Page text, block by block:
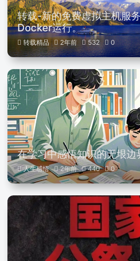
转载-新的免费虚拟主机服
Docker运行。
转载精品 2年前 532 0
在学习中感悟知识的无垠边
人生感悟 2年前 440 0